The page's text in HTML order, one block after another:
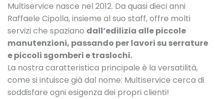
Multiservice nasce nel 2012. Da quasi dieci anni
Raffaele Cipolla, insieme al suo staff, offre molti
servizi che spaziano dall’edilizia alle piccole
manutenzioni, passando per lavori su serrature
e piccoli sgomberi e traslochi.
La nostra caratteristica principale è la versatilità,
come si intuisce già dal nome: Multiservice cerca di
soddisfare ogni esigenza dei propri clienti!